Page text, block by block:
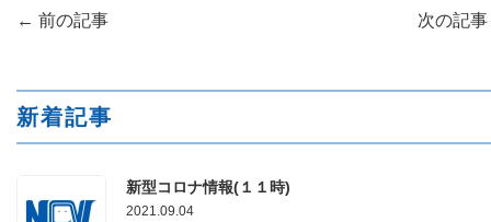
← 前の記事 次の記事
新着記事
新型コロナ情報(１１時)
2021.09.04